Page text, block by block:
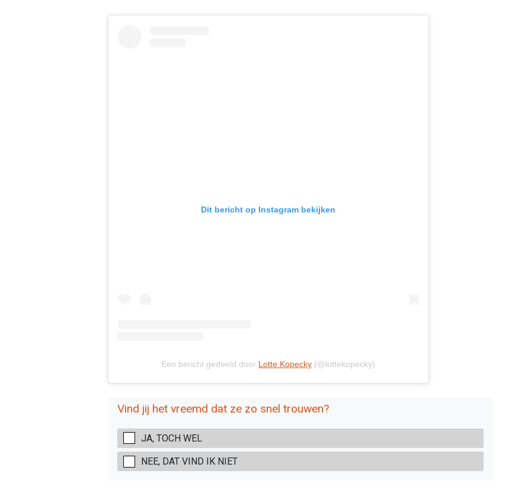
Dit bericht op Instagram bekijken
Een bericht gedeeld door Lotte Kopecky (@lottekopecky)
Vind jij het vreemd dat ze zo snel trouwen?
JA, TOCH WEL
NEE, DAT VIND IK NIET